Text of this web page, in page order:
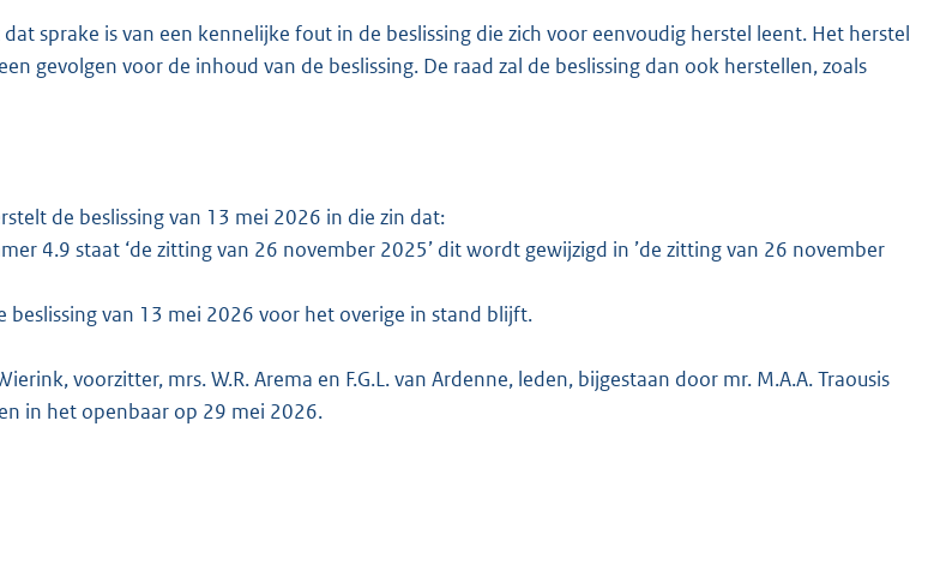
sprake is van een kennelijke fout in de beslissing die zich voor eenvoudig herstel leent. Het herstel
gevolgen voor de inhoud van de beslissing. De raad zal de beslissing dan ook herstellen, zoals
de beslissing van 13 mei 2026 in die zin dat:
4.9 staat ‘de zitting van 26 november 2025’ dit wordt gewijzigd in ’de zitting van 26 november
van 13 mei 2026 voor het overige in stand blijft.
voorzitter, mrs. W.R. Arema en F.G.L. van Ardenne, leden, bijgestaan door mr. M.A.A. Traousis
in het openbaar op 29 mei 2026.